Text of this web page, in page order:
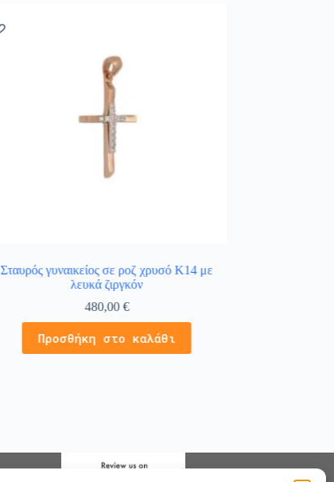
Σταυρός γυναικείος σε ροζ χρυσό Κ14 με
λευκά ζιργκόν
480,00€
Προσθήκη στο καλάθι